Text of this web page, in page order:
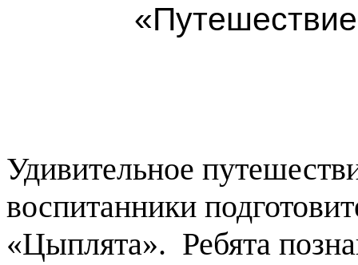
Удивительное
воспитанники
«Цыплята». Ребята